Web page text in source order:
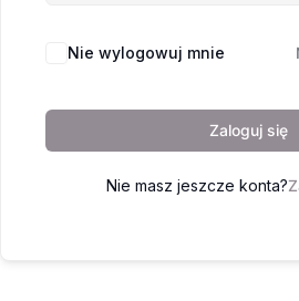
Nie wylogowuj mnie
Zaloguj się
Nie masz jeszcze konta?